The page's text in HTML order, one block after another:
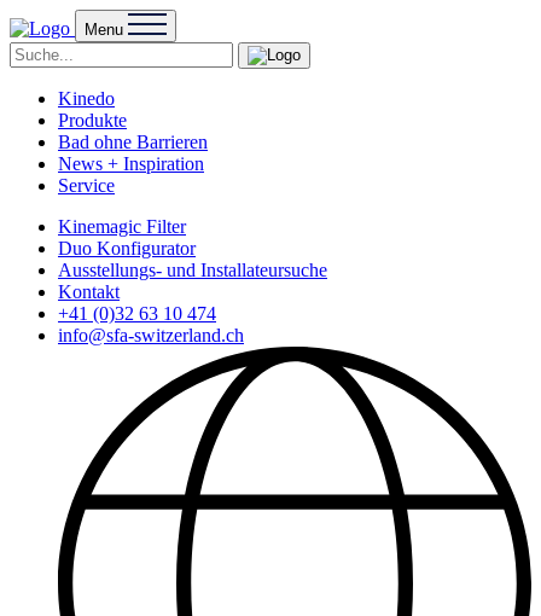
Menu
Kinedo
Produkte
Bad ohne Barrieren
News + Inspiration
Service
Kinemagic Filter
Duo Konfigurator
Ausstellungs- und Installateursuche
Kontakt
+41 (0)32 63 10 474
info@sfa-switzerland.ch